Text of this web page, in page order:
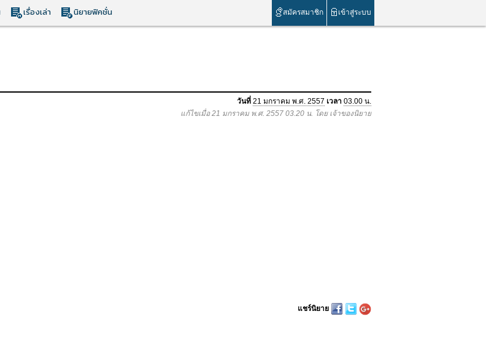
เรื่องเล่า นิยายฟิคชั่น สมัครสมาชิก เข้าสู่ระบบ
วันที่ 21 มกราคม พ.ศ. 2557 เวลา 03.00 น.
แก้ไขเมื่อ 21 มกราคม พ.ศ. 2557 03.20 น. โดย เจ้าของนิยาย
แชร์นิยาย